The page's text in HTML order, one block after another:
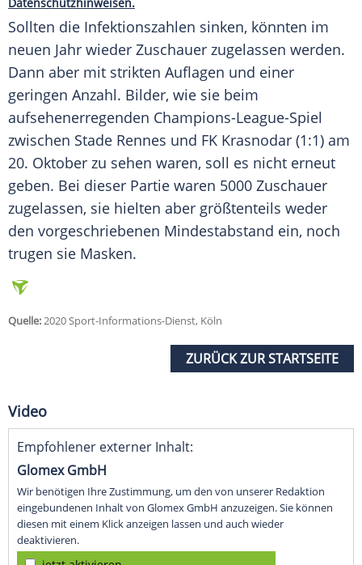
Datenschutzhinweisen.
Sollten die Infektionszahlen sinken, könnten im
neuen Jahr wieder Zuschauer zugelassen werden.
Dann aber mit strikten Auflagen und einer
geringen Anzahl. Bilder, wie sie beim
aufsehenerregenden Champions-League-Spiel
zwischen Stade Rennes und FK Krasnodar (1:1) am
20. Oktober zu sehen waren, soll es nicht erneut
geben. Bei dieser Partie waren 5000 Zuschauer
zugelassen, sie hielten aber größtenteils weder
den vorgeschriebenen Mindestabstand ein, noch
trugen sie Masken.
Quelle:2020 Sport-Informations-Dienst, Köln
ZURÜCK ZUR STARTSEITE
Video
Empfohlener externer Inhalt:
Glomex GmbH
Wir benötigen Ihre Zustimmung, um den von unserer Redaktion
eingebundenen Inhalt von Glomex GmbH anzuzeigen. Sie können
diesen mit einem Klick anzeigen lassen und auch wieder
deaktivieren.